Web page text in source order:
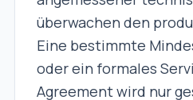
überwachen den
Eine bestimmte
oder ein formales
Agreement wird nur